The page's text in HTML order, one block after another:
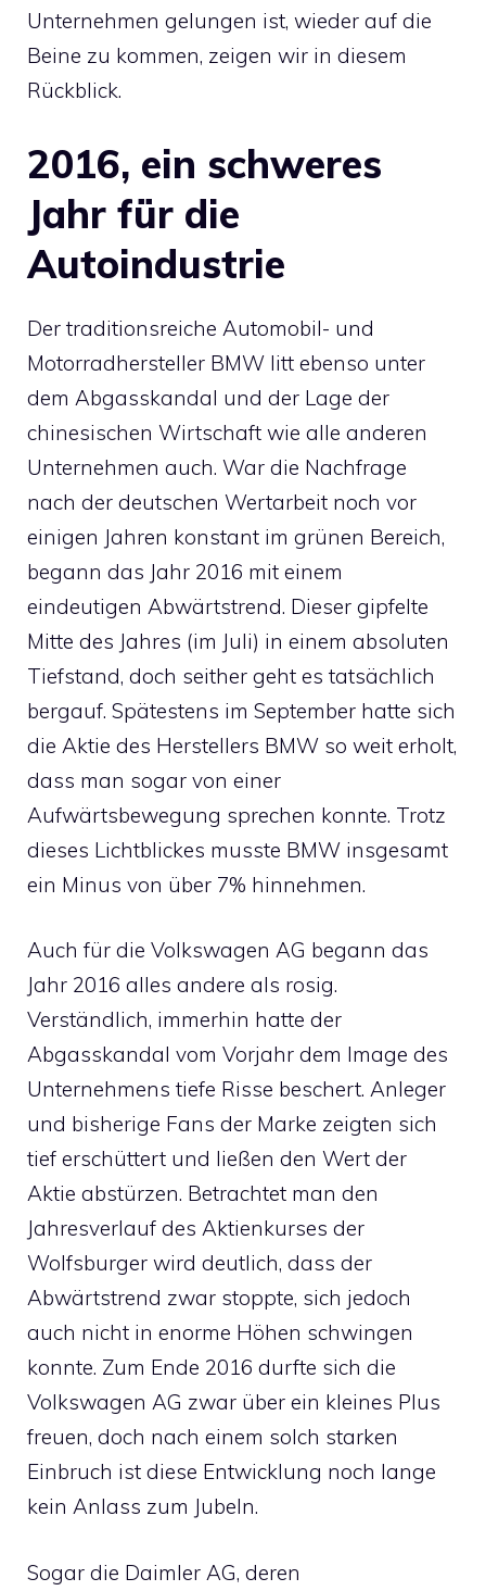
Unternehmen gelungen ist, wieder auf die
Beine zu kommen, zeigen wir in diesem
Rückblick.
2016, ein schweres
Jahr für die
Autoindustrie
Der traditionsreiche Automobil- und
Motorradhersteller BMW litt ebenso unter
dem Abgasskandal und der Lage der
chinesischen Wirtschaft wie alle anderen
Unternehmen auch. War die Nachfrage
nach der deutschen Wertarbeit noch vor
einigen Jahren konstant im grünen Bereich,
begann das Jahr 2016 mit einem
eindeutigen Abwärtstrend. Dieser gipfelte
Mitte des Jahres (im Juli) in einem absoluten
Tiefstand, doch seither geht es tatsächlich
bergauf. Spätestens im September hatte sich
die Aktie des Herstellers BMW so weit erholt,
dass man sogar von einer
Aufwärtsbewegung sprechen konnte. Trotz
dieses Lichtblickes musste BMW insgesamt
ein Minus von über 7% hinnehmen.
Auch für die Volkswagen AG begann das
Jahr 2016 alles andere als rosig.
Verständlich, immerhin hatte der
Abgasskandal vom Vorjahr dem Image des
Unternehmens tiefe Risse beschert. Anleger
und bisherige Fans der Marke zeigten sich
tief erschüttert und ließen den Wert der
Aktie abstürzen. Betrachtet man den
Jahresverlauf des Aktienkurses der
Wolfsburger wird deutlich, dass der
Abwärtstrend zwar stoppte, sich jedoch
auch nicht in enorme Höhen schwingen
konnte. Zum Ende 2016 durfte sich die
Volkswagen AG zwar über ein kleines Plus
freuen, doch nach einem solch starken
Einbruch ist diese Entwicklung noch lange
kein Anlass zum Jubeln.
Sogar die Daimler AG, deren